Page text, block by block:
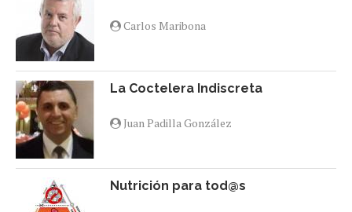
Carlos Maribona
La Coctelera Indiscreta
Juan Padilla González
Nutrición para tod@s